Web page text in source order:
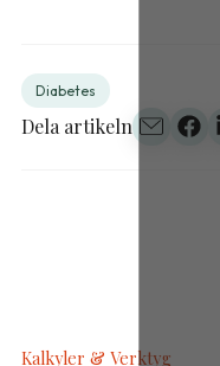
Diabetes
Dela artikeln
Kalkyler & Verktyg